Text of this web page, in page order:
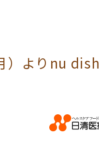
）よりnu dish